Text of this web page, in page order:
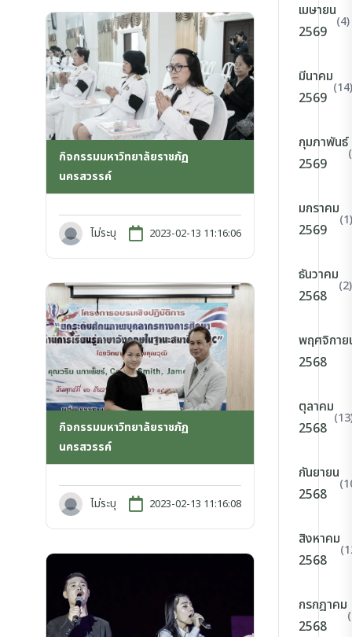
กิจกรรมมหาวิทยาลัยราชภัฏ
นครสวรรค์
ไม่ระบุ 2023-02-13 11:16:06
กิจกรรมมหาวิทยาลัยราชภัฏ
นครสวรรค์
ไม่ระบุ 2023-02-13 11:16:08
เมษายน
2569
(4)
มีนาคม
2569
(14)
กุมภาพันธ์
2569
มกราคม
2569
(1)
ธันวาคม
2568
(2)
พฤศจิกาย
2568
ตุลาคม
2568
กันยายน
2568
สิงหาคม
2568
กรกฎาคม
2568